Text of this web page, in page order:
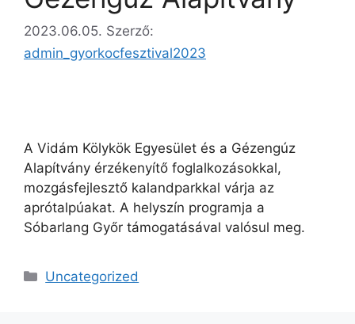
2023.06.05. Szerző:
admin_gyorkocfesztival2023
A Vidám Kölykök Egyesület és a Gézengúz
Alapítvány érzékenyítő foglalkozásokkal,
mozgásfejlesztő kalandparkkal várja az
aprótalpúakat. A helyszín programja a
Sóbarlang Győr támogatásával valósul meg.
Uncategorized